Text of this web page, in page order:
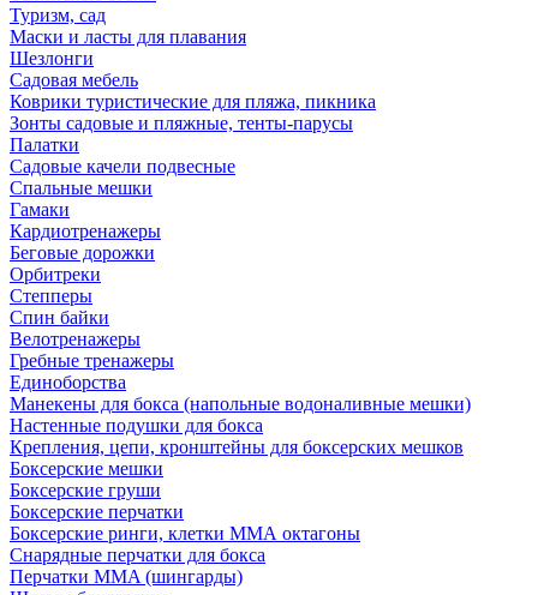
Туризм, сад
Маски и ласты для плавания
Шезлонги
Садовая мебель
Коврики туристические для пляжа, пикника
Зонты садовые и пляжные, тенты-парусы
Палатки
Садовые качели подвесные
Спальные мешки
Гамаки
Кардиотренажеры
Беговые дорожки
Орбитреки
Степперы
Спин байки
Велотренажеры
Гребные тренажеры
Единоборства
Манекены для бокса (напольные водоналивные мешки)
Настенные подушки для бокса
Крепления, цепи, кронштейны для боксерских мешков
Боксерские мешки
Боксерские груши
Боксерские перчатки
Боксерские ринги, клетки ММА октагоны
Снарядные перчатки для бокса
Перчатки MMA (шингарды)